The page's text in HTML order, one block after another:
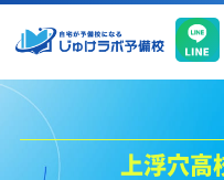
上浮穴高